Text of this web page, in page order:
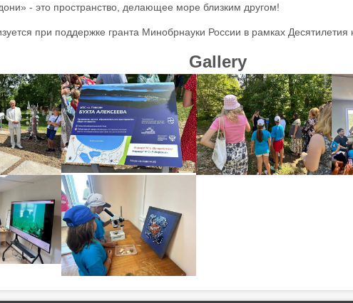
- это пространство, делающее море близким другом!
при поддержке гранта Минобрнауки России в рамках Десятилетия
Gallery